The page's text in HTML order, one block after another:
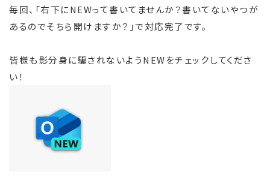
毎回、「右下にNEWって書いてませんか？書いてないやつが
あるのでそちら開けますか？」で対応完了です。
皆様も影分身に騙されないようNEWをチェックしてくださ
い！